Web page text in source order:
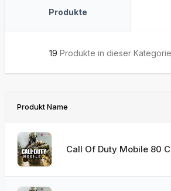
Produkte
19 Produkte in dieser
Produkt Name
Call Of Duty Mobile 80